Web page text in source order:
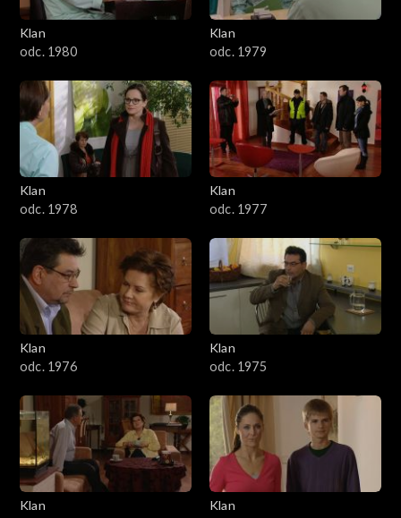
901–1000
801–900
701–800
601–700
501–600
401–500
301–400
201–300
101–200
1–100
Klan
odc. 1980
Klan
odc. 1979
Klan
odc. 1978
Klan
odc. 1977
Klan
odc. 1976
Klan
odc. 1975
Klan
Klan